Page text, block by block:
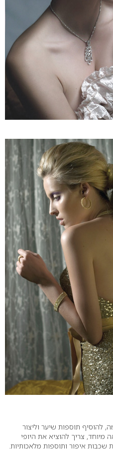
להוסיף תוספות שיער וליצור
מיוחד, צריך להוציא את היופי
איפור ותוספות מלאכותיות.